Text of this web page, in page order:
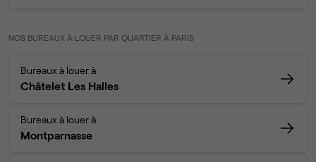
NOS BUREAUX À LOUER PAR QUARTIER À PARIS
Bureaux à louer à
Châtelet Les Halles
Bureaux à louer à
Montparnasse